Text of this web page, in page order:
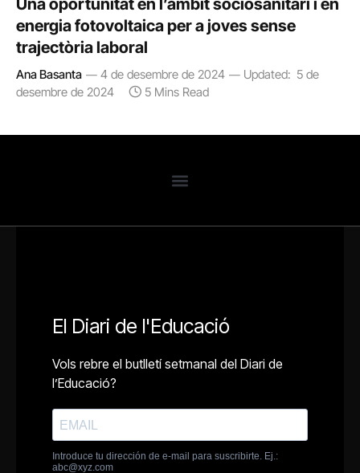
Una oportunitat en l’àmbit sociosanitari i en
energia fotovoltaica per a joves sense
trajectòria laboral
Ana Basanta 4 de desembre de 2024 Updated: 5 de
desembre de 2024
5 Mins Read